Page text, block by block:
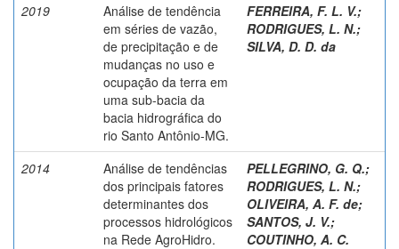
2019
Análise de tendência
em séries de vazão,
de precipitação e de
mudanças no uso e
ocupação da terra em
uma sub-bacia da
bacia hidrográfica do
rio Santo Antônio-MG.
FERREIRA, F. L. V.;
RODRIGUES, L. N.;
SILVA, D. D. da
2014
Análise de tendências
dos principais fatores
determinantes dos
processos hidrológicos
na Rede AgroHidro.
PELLEGRINO, G. Q.;
RODRIGUES, L. N.;
OLIVEIRA, A. F. de;
SANTOS, J. V.;
COUTINHO, A. C.